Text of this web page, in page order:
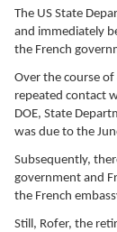
The US State
and immediately
the French
Over the course
repeated contact
DOE, State
was due to the
Subsequently,
government and
the French
Still, Rofer, the